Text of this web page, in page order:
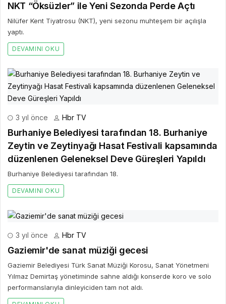
NKT “Öksüzler” ile Yeni Sezonda Perde Açtı
Nilüfer Kent Tiyatrosu (NKT), yeni sezonu muhteşem bir açılışla
yaptı.
DEVAMINI OKU
3 yıl önce Hbr TV
Burhaniye Belediyesi tarafından 18. Burhaniye
Zeytin ve Zeytinyağı Hasat Festivali kapsamında
düzenlenen Geleneksel Deve Güreşleri Yapıldı
Burhaniye Belediyesi tarafından 18.
DEVAMINI OKU
3 yıl önce Hbr TV
Gaziemir'de sanat müziği gecesi
Gaziemir Belediyesi Türk Sanat Müziği Korosu, Sanat Yönetmeni
Yılmaz Demirtaş yönetiminde sahne aldığı konserde koro ve solo
performanslarıyla dinleyiciden tam not aldı.